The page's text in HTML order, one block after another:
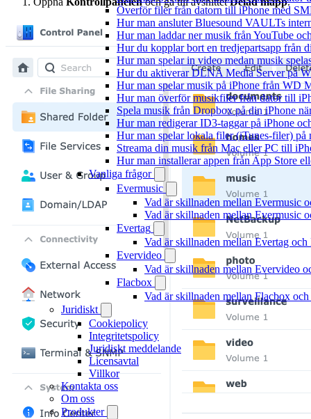
Överför filer från datorn till iPhone med
Hur man ansluter Bluesound VAULTs
Hur man laddar ner musik från YouTube
Hur du kopplar bort en tredjepartsapp från
Hur man spelar in video medan musik
Hur du aktiverar DLNA Media Server på
Hur man spelar musik på iPhone från WD
Hur man överför musikfiler från dator till
Spela musik från Dropbox på din iPhone
Hur man redigerar ID3-taggar på iPhone
Hur man spelar lokala filer (iTunes-filer) på
Streama din musik från Mac eller PC till
Hur man installerar appen från App Store
Vanliga frågor
Evermusic
Vad är skillnaden mellan Evermusic
Vad är skillnaden mellan Evermusic
Evertag
Vad är skillnaden mellan Evertag
Evervideo
Vad är skillnaden mellan Evervideo
Flacbox
Vad är skillnaden mellan Flacbox
Juridiskt
Cookiepolicy
Integritetspolicy
Juridiskt meddelande
Licensavtal
Villkor
Kontakta oss
Om oss
Produkter